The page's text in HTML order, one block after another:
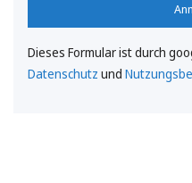
Dieses Formular ist durch
Datenschutz und